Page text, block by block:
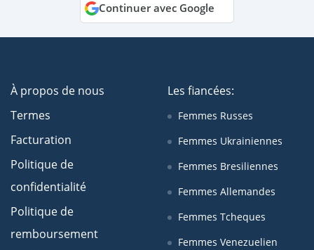
Continuer avec Google
À propos de nous
Termes
Facturation
Politique de
confidentialité
Politique de
remboursement
Les fiancées:
Femmes Russes
Femmes Ukrainiennes
Femmes Bresiliennes
Femmes Allemandes
Femmes Tcheques
Femmes Venezuelien